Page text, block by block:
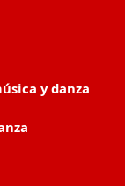
y danza